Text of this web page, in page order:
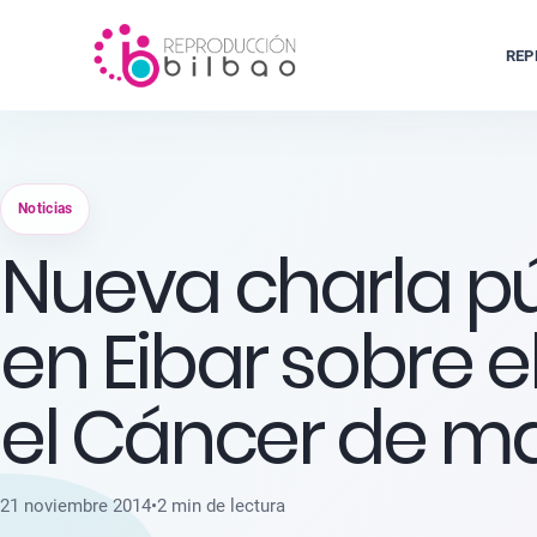
Noticias
Nueva charla
en Eibar sobre
el Cáncer de
21 noviembre 2014•2 min de lectura